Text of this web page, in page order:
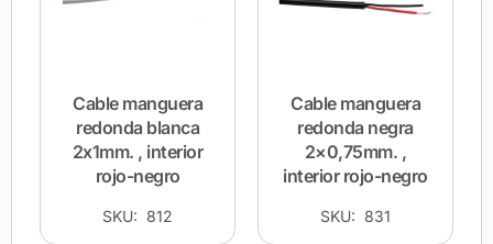
Cable manguera
redonda blanca
2x1mm. , interior
rojo-negro
SKU: 812
Cable manguera
redonda negra
2×0,75mm. ,
interior rojo-negro
SKU: 831